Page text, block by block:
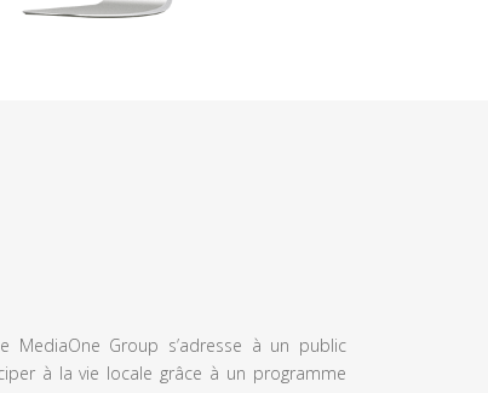
Group s’adresse à un public
à la vie locale grâce à un programme